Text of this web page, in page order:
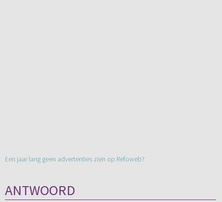
Een jaar lang geen advertenties zien op Refoweb?
ANTWOORD